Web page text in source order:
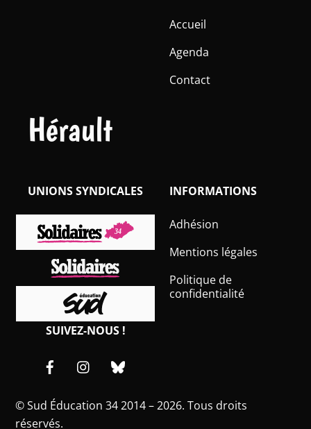
Hérault
Accueil
Agenda
Contact
INFORMATIONS
Adhésion
Mentions légales
Politique de
confidentialité
SUIVEZ-NOUS !
FacebookInstagram
UNIONS SYNDICALES
©Sud Éducation 342014 – 2026. Tous droits
réservés.